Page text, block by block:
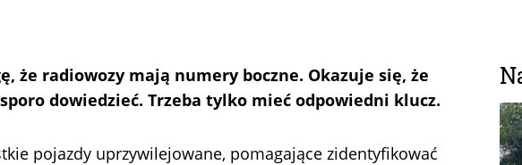
że radiowozy mają numery boczne. Okazuje się, że
dowiedzieć. Trzeba tylko mieć odpowiedni klucz.
pojazdy uprzywilejowane, pomagające zidentyfikować